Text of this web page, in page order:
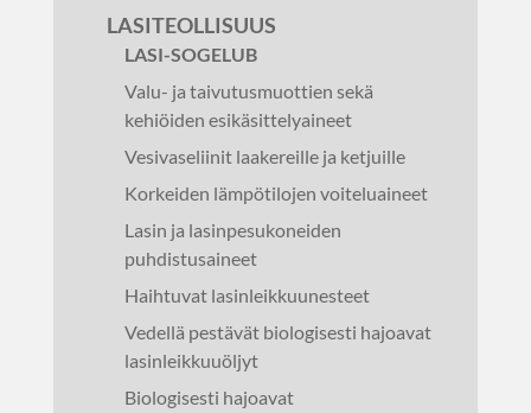
LASITEOLLISUUS
LASI-SOGELUB
Valu- ja taivutusmuottien sekä
kehiöiden esikäsittelyaineet
Vesivaseliinit laakereille ja ketjuille
Korkeiden lämpötilojen voiteluaineet
Lasin ja lasinpesukoneiden
puhdistusaineet
Haihtuvat lasinleikkuunesteet
Vedellä pestävät biologisesti hajoavat
lasinleikkuuöljyt
Biologisesti hajoavat